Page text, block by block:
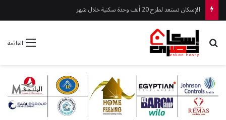
الإسكان تستعد لطرح 20 ألف وحدة سكنية خلال شهر
القائمة بحث عن